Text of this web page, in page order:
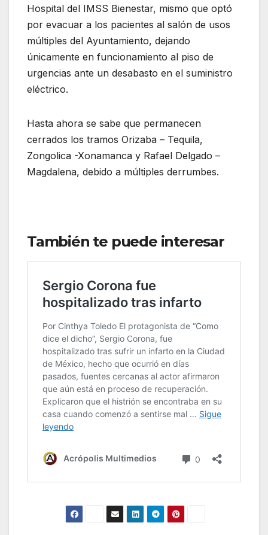
Hospital del IMSS Bienestar, mismo que optó
por evacuar a los pacientes al salón de usos
múltiples del Ayuntamiento, dejando
únicamente en funcionamiento al piso de
urgencias ante un desabasto en el suministro
eléctrico.
Hasta ahora se sabe que permanecen
cerrados los tramos Orizaba – Tequila,
Zongolica -Xonamanca y Rafael Delgado –
Magdalena, debido a múltiples derrumbes.
También te puede interesar